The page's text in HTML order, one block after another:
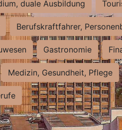
duale Ausbildung
Berufskraftfahrer,
Gastronomie
Medizin, Gesundheit, Pflege